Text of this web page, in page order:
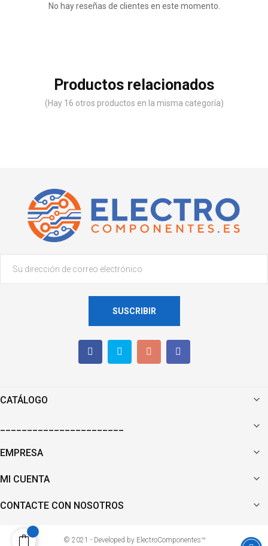
No hay reseñas de clientes en este momento.
Productos relacionados
(Hay 16 otros productos en la misma categoría)
SUSCRIBIR
CATÁLOGO 

EMPRESA 
MI CUENTA 
CONTACTE CON NOSOTROS 
© 2021 - Developed by ElectroComponentes™